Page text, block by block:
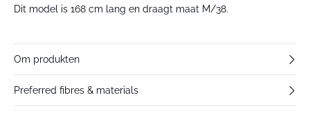
Dit model is 168 cm lang en draagt maat M/38.
Om produkten
Preferred fibres & materials